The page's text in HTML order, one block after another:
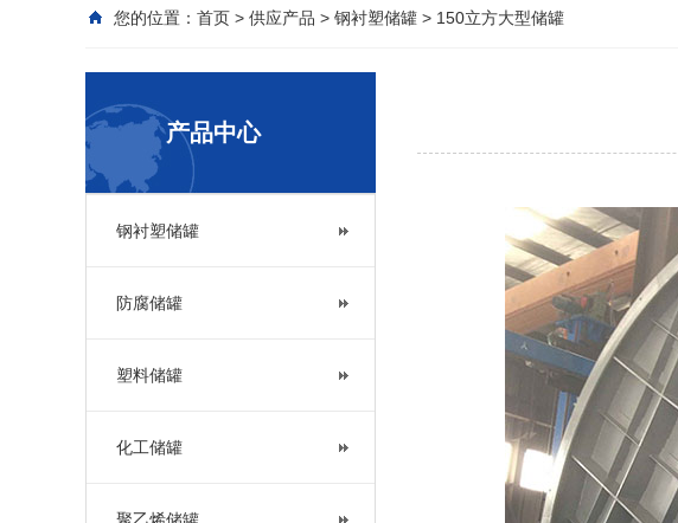
您的位置： 首页 > 供应产品 > 钢衬塑储罐 > 150立方大型储罐
产品中心
钢衬塑储罐
防腐储罐
塑料储罐
化工储罐